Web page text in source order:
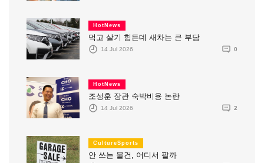
HotNews
먹고 살기 힘든데 새차는 큰 부담
14 Jul 2026 0
HotNews
조성훈 장관 숙박비용 논란
14 Jul 2026 2
CultureSports
안 쓰는 물건, 어디서 팔까